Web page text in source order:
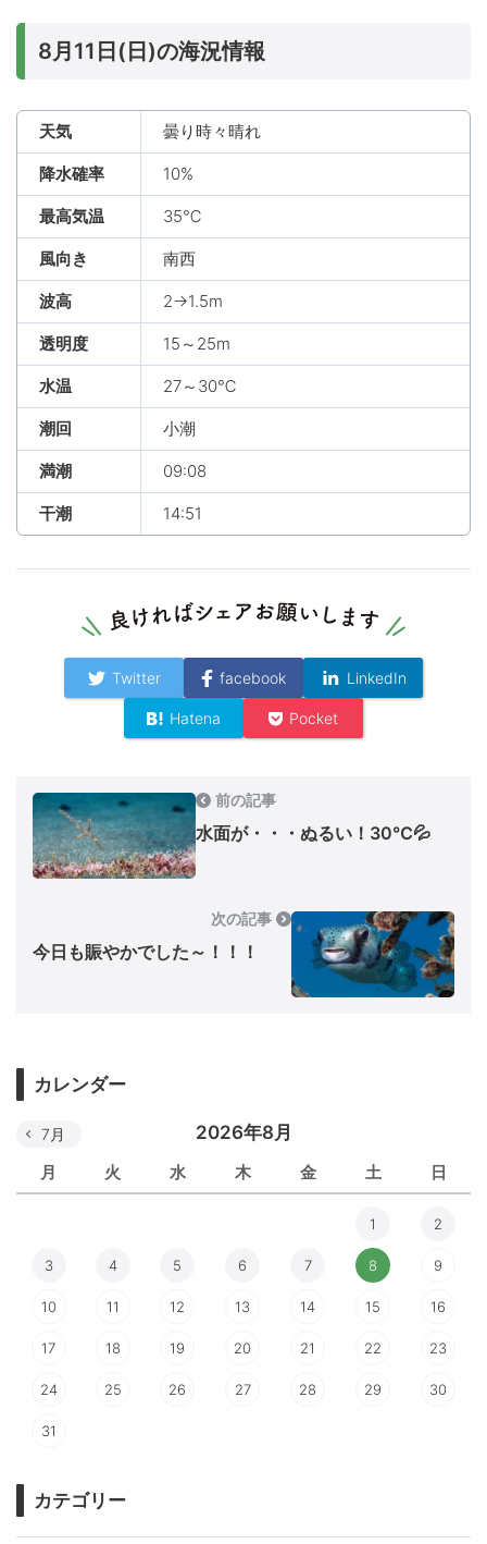
8月11日(日)の海況情報
天気 曇り時々晴れ
降水確率 10%
最高気温 35℃
風向き 南西
波高 2→1.5m
透明度 15～25m
水温 27～30℃
潮回 小潮
満潮 09:08
干潮 14:51
Twitter facebook LinkedIn
Hatena Pocket
前の記事
水面が・・・ぬるい！30℃💦
次の記事
今日も賑やかでした～！！！
カレンダー
2026年8月
月 火 水 木 金 土 日
7月
1 2
3 4 5 6 7 8 9
10 11 12 13 14 15 16
17 18 19 20 21 22 23
24 25 26 27 28 29 30
31
カテゴリー